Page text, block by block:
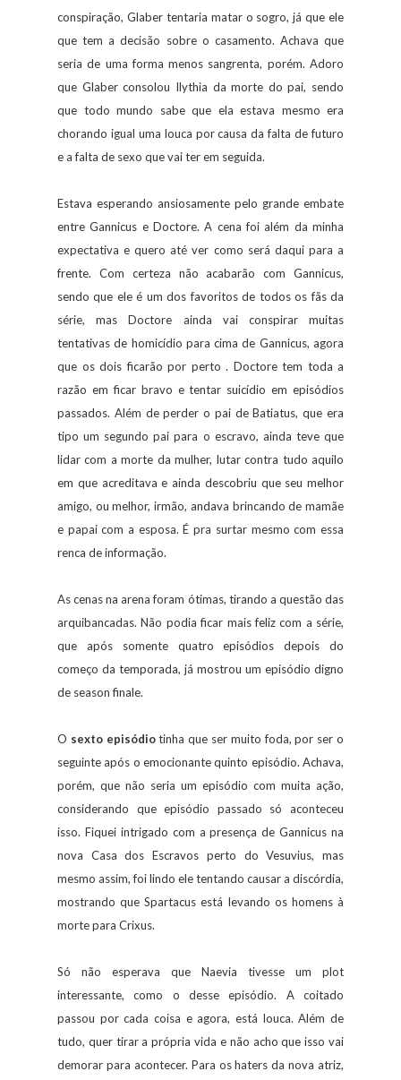
conspiração, Glaber tentaria matar o sogro, já que ele
que tem a decisão sobre o casamento. Achava que
seria de uma forma menos sangrenta, porém. Adoro
que Glaber consolou Ilythia da morte do pai, sendo
que todo mundo sabe que ela estava mesmo era
chorando igual uma louca por causa da falta de futuro
e a falta de sexo que vai ter em seguida.
Estava esperando ansiosamente pelo grande embate
entre Gannicus e Doctore. A cena foi além da minha
expectativa e quero até ver como será daqui para a
frente. Com certeza não acabarão com Gannicus,
sendo que ele é um dos favoritos de todos os fãs da
série, mas Doctore ainda vai conspirar muitas
tentativas de homicídio para cima de Gannicus, agora
que os dois ficarão por perto . Doctore tem toda a
razão em ficar bravo e tentar suicídio em episódios
passados. Além de perder o pai de Batiatus, que era
tipo um segundo pai para o escravo, ainda teve que
lidar com a morte da mulher, lutar contra tudo aquilo
em que acreditava e ainda descobriu que seu melhor
amigo, ou melhor, irmão, andava brincando de mamãe
e papai com a esposa. É pra surtar mesmo com essa
renca de informação.
As cenas na arena foram ótimas, tirando a questão das
arquibancadas. Não podia ficar mais feliz com a série,
que após somente quatro episódios depois do
começo da temporada, já mostrou um episódio digno
de season finale.
O sexto episódiotinha que ser muito foda, por ser o
seguinte após o emocionante quinto episódio. Achava,
porém, que não seria um episódio com muita ação,
considerando que episódio passado só aconteceu
isso. Fiquei intrigado com a presença de Gannicus na
nova Casa dos Escravos perto do Vesuvius, mas
mesmo assim, foi lindo ele tentando causar a discórdia,
mostrando que Spartacus está levando os homens à
morte para Crixus.
Só não esperava que Naevia tivesse um plot
interessante, como o desse episódio. A coitado
passou por cada coisa e agora, está louca. Além de
tudo, quer tirar a própria vida e não acho que isso vai
demorar para acontecer. Para os haters da nova atriz,